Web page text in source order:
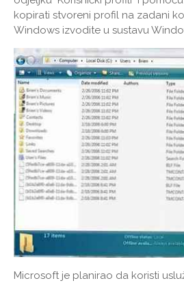
kopirati stvoreni profil na zadani
Windows izvodite u sustavu
Microsoft je planirao da koristi